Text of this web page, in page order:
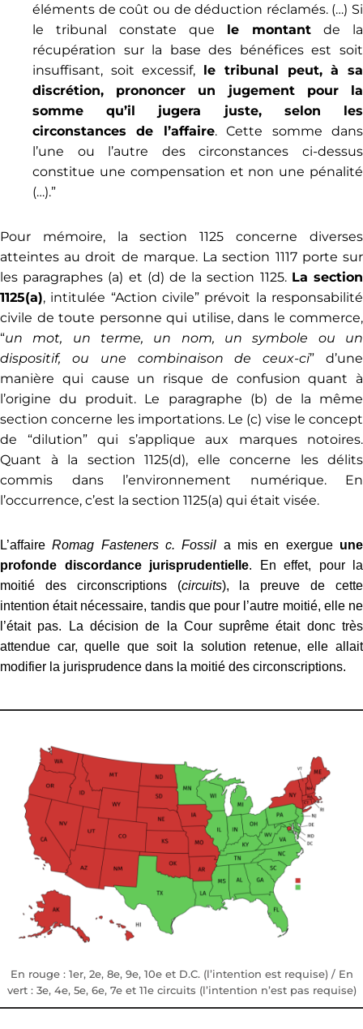
éléments de coût ou de déduction réclamés. (…) Si
le tribunal constate que le montant de la
récupération sur la base des bénéfices est soit
insuffisant, soit excessif, le tribunal peut, à sa
discrétion, prononcer un jugement pour la
somme qu’il jugera juste, selon les
circonstances de l’affaire. Cette somme dans
l’une ou l’autre des circonstances ci-dessus
constitue une compensation et non une pénalité
(…).”
Pour mémoire, la section 1125 concerne diverses
atteintes au droit de marque. La section 1117 porte sur
les paragraphes (a) et (d) de la section 1125. La section
1125(a), intitulée “Action civile” prévoit la responsabilité
civile de toute personne qui utilise, dans le commerce,
“un mot, un terme, un nom, un symbole ou un
dispositif, ou une combinaison de ceux-ci” d’une
manière qui cause un risque de confusion quant à
l’origine du produit. Le paragraphe (b) de la même
section concerne les importations. Le (c) vise le concept
de “dilution” qui s’applique aux marques notoires.
Quant à la section 1125(d), elle concerne les délits
commis dans l’environnement numérique. En
l’occurrence, c’est la section 1125(a) qui était visée.
L’affaireRomag Fasteners c. Fossil a mis en exergue une
profonde discordance jurisprudentielle. En effet, pour la
moitié des circonscriptions (circuits), la preuve de cette
intention était nécessaire, tandis que pour l’autre moitié, elle ne
l’était pas. La décision de la Cour suprême était donc très
attendue car, quelle que soit la solution retenue, elle allait
modifier la jurisprudence dans la moitié des circonscriptions.
En rouge : 1er, 2e, 8e, 9e, 10e et D.C. (l’intention est requise) / En
vert : 3e, 4e, 5e, 6e, 7e et 11e circuits (l’intention n’est pas requise)